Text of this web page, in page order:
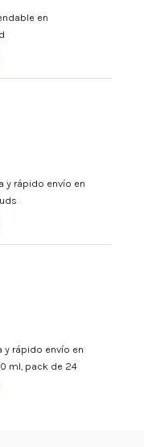
en
y rápido envío en
y rápido envío en
ml, pack de 24